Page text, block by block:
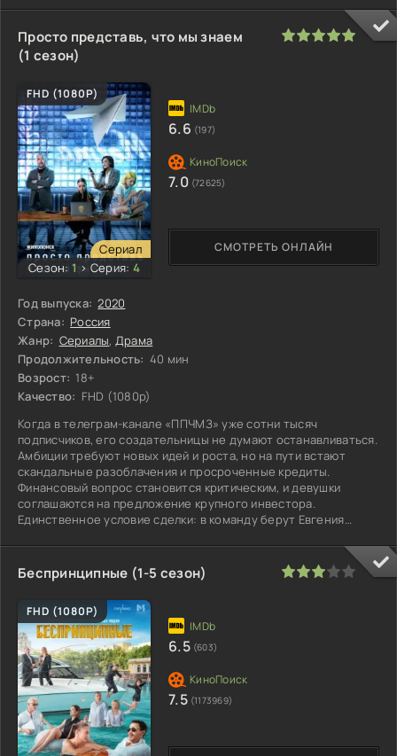
Просто представь, что мы знаем
(1 сезон)
FHD (1080P)
Сериал
Сезон: 1 > Серия: 4
Год выпуска: 2020
Страна: Россия
Жанр: Сериалы, Драма
Продолжительность: 40 мин
Возрост: 18+
Качество: FHD (1080p)
Когда в телеграм-канале «ППЧМЗ» уже сотни тысяч
подписчиков, его создательницы не думают останавливаться.
Амбиции требуют новых идей и роста, но на пути встают
скандальные разоблачения и просроченные кредиты.
Финансовый вопрос становится критическим, и девушки
соглашаются на предложение крупного инвестора.
Единственное условие сделки: в команду берут Евгения
СМОТРЕТЬ ОНЛАЙН
6.6 (197)
7.0 (72625)
100 1 2 3 4
Беспринципные (1-5 сезон)
FHD (1080P)
6.5 (603)
7.5 (1173969)
60 1